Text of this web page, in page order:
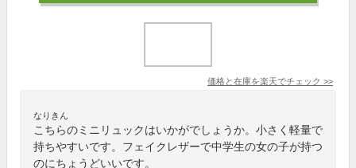
価格と在庫を楽天でチェック >>
なりきん
こちらのミニリュックはいかがでしょうか。小さく軽量で
持ちやすいです。フェイクレザーで中学生の女の子が持つ
のにちょうどいいです。